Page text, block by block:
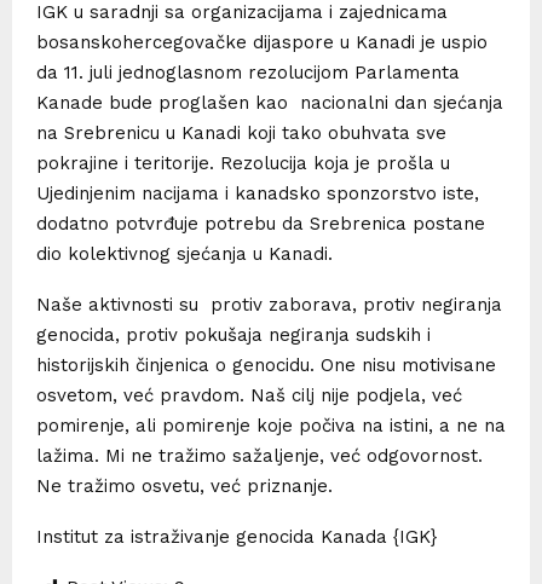
IGK u saradnji sa organizacijama i zajednicama
bosanskohercegovačke dijaspore u Kanadi je uspio
da 11. juli jednoglasnom rezolucijom Parlamenta
Kanade bude proglašen kao nacionalni dan sjećanja
na Srebrenicu u Kanadi koji tako obuhvata sve
pokrajine i teritorije. Rezolucija koja je prošla u
Ujedinjenim nacijama i kanadsko sponzorstvo iste,
dodatno potvrđuje potrebu da Srebrenica postane
dio kolektivnog sjećanja u Kanadi.
Naše aktivnosti su protiv zaborava, protiv negiranja
genocida, protiv pokušaja negiranja sudskih i
historijskih činjenica o genocidu. One nisu motivisane
osvetom, već pravdom. Naš cilj nije podjela, već
pomirenje, ali pomirenje koje počiva na istini, a ne na
lažima. Mi ne tražimo sažaljenje, već odgovornost.
Ne tražimo osvetu, već priznanje.
Institut za istraživanje genocida Kanada {IGK}